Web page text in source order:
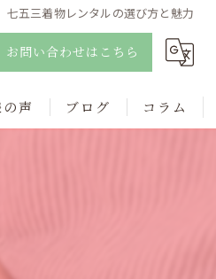
七五三着物レンタルの選び方と魅力
お問い合わせはこちら
声 ブログ コラム